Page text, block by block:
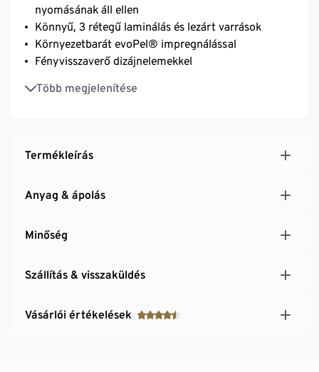
nyomásának áll ellen
Könnyű, 3 rétegű laminálás és lezárt varrások
Környezetbarát evoPel® impregnálással
Fényvisszaverő dizájnelemekkel
Több megjelenítése
A gallérba behajtható kapucni szélessége végelzárós
húzózsinórral állítható
Előformázott ujjakkal és rugalmas alsó szegéllyel
Meghosszabbított hátrész
Termékleírás
Anyag & ápolás
Minőség
Szállítás & visszaküldés
Vásárlói értékelések